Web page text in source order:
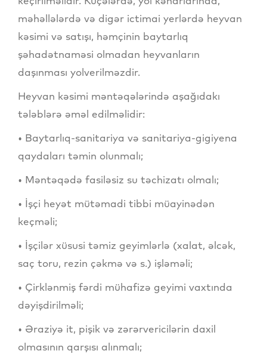
məhəllələrdə və digər ictimai yerlərdə heyvan
kəsimi və satışı, həmçinin baytarlıq
şəhadətnaməsi olmadan heyvanların
daşınması yolverilməzdir.
Heyvan kəsimi məntəqələrində aşağıdakı
tələblərə əməl edilməlidir:
• Baytarlıq-sanitariya və sanitariya-gigiyena
qaydaları təmin olunmalı;
• Məntəqədə fasiləsiz su təchizatı olmalı;
• İşçi heyət mütəmadi tibbi müayinədən
keçməli;
• İşçilər xüsusi təmiz geyimlərlə (xalat, əlcək,
saç toru, rezin çəkmə və s.) işləməli;
• Çirklənmiş fərdi mühafizə geyimi vaxtında
dəyişdirilməli;
• Əraziyə it, pişik və zərərvericilərin daxil
olmasının qarşısı alınmalı;